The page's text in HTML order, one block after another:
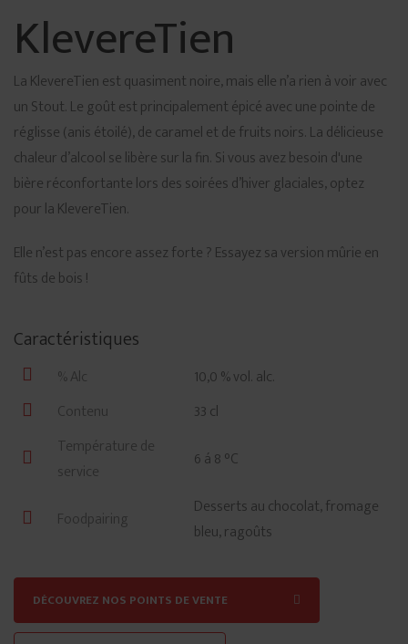
KlevereTien
La KlevereTien est quasiment noire, mais elle n’a rien à voir avec
un Stout. Le goût est principalement épicé avec une pointe de
réglisse (anis étoilé), de caramel et de fruits noirs. La délicieuse
chaleur d’alcool se libère sur la fin. Si vous avez besoin d'une
bière réconfortante lors des soirées d’hiver glaciales, optez
pour la KlevereTien.
Elle n’est pas encore assez forte ? Essayez sa version mûrie en
fûts de bois !
Caractéristiques
% Alc
10,0 % vol. alc.
Contenu
33 cl
Température de
service
6 á 8 °C
Foodpairing
Desserts au chocolat, fromage
bleu, ragoûts
DÉCOUVREZ NOS POINTS DE VENTE